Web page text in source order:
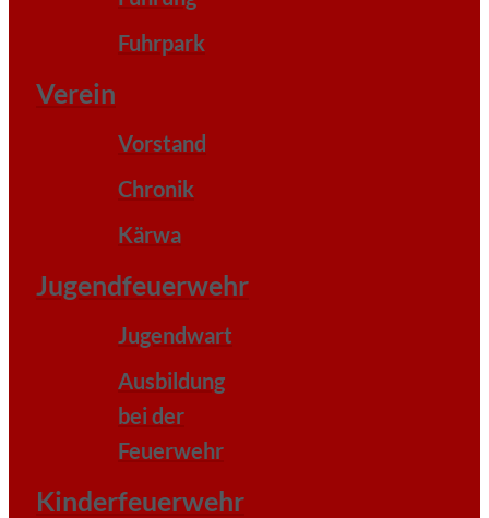
Fuhrpark
Verein
Vorstand
Chronik
Kärwa
Jugendfeuerwehr
Jugendwart
Ausbildung
bei der
Feuerwehr
Kinderfeuerwehr